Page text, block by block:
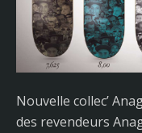
Nouvelle collec’
des revendeurs